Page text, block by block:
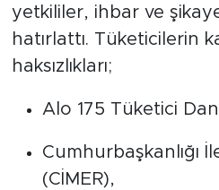
yetkililer, ihbar ve
hatırlattı. Tüketicilerin
haksızlıkları;
Alo 175 Tüketici
Cumhurbaşkanlığı
(CİMER),